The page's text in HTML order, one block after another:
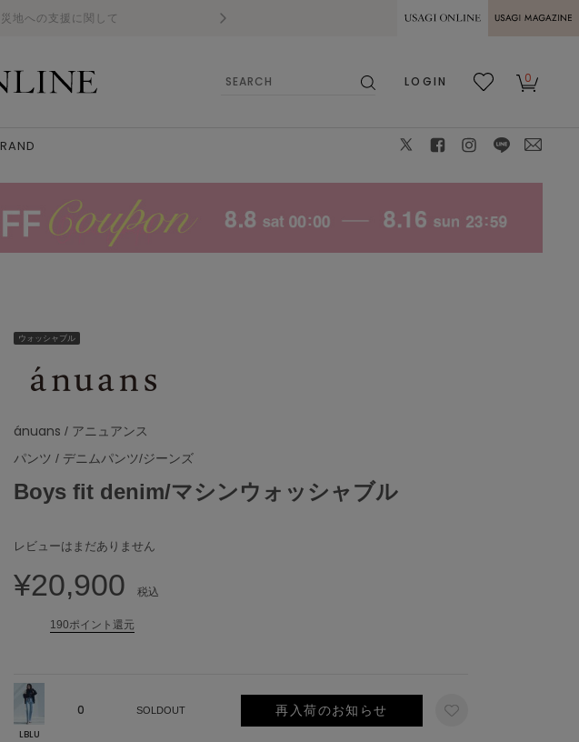
地への支援に関して 熊本県熊本地方を震源とする地震の影響に
MAGAZINE
LOGIN
0
ウォッシャブル
ánuans / アニュアンス
パンツ / デニムパンツ/ジーンズ
Boys fit denim/マシンウォッシャブル
レビューはまだありません
¥20,900 税込
190ポイント還元
LBLU
0 SOLDOUT 再入荷のお知らせ
2: 〇